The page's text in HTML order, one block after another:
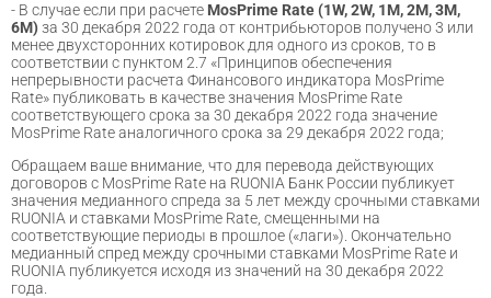
- В случае если при расчете MosPrime Rate (1W, 2W, 1M, 2M, 3M,
6M) за 30 декабря 2022 года от контрибьюторов получено 3 или
менее двухсторонних котировок для одного из сроков, то в
соответствии с пунктом 2.7 «Принципов обеспечения
непрерывности расчета Финансового индикатора MosPrime
Rate» публиковать в качестве значения MosPrime Rate
соответствующего срока за 30 декабря 2022 года значение
MosPrime Rate аналогичного срока за 29 декабря 2022 года;
Обращаем ваше внимание, что для перевода действующих
договоров с MosPrime Rate на RUONIA Банк России публикует
значения медианного спреда за 5 лет между срочными ставками
RUONIA и ставками MosPrime Rate, смещенными на
соответствующие периоды в прошлое («лаги»). Окончательно
медианный спред между срочными ставками MosPrime Rate и
RUONIA публикуется исходя из значений на 30 декабря 2022
года.